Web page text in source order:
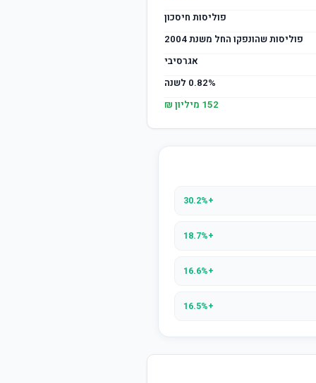
פוליסות חיסכון
פוליסות שהונפקו החל משנת 2004
אגרסיבי
0.82% לשנה
152 מיליון ₪
+30.2%
+18.7%
+16.6%
+16.5%